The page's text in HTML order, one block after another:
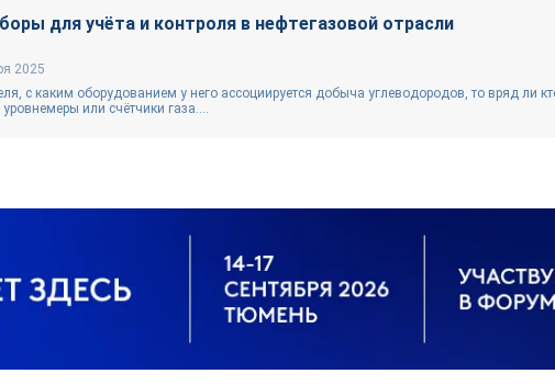
для учёта и контроля в нефтегазовой отрасли
2025
с каким оборудованием у него ассоциируется добыча углеводородов, то вряд ли
или счётчики газа....